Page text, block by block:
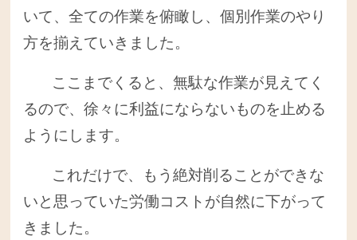
いて、全ての作業を俯瞰し、個別作業のやり
方を揃えていきました。
ここまでくると、無駄な作業が見えてく
るので、徐々に利益にならないものを止める
ようにします。
これだけで、もう絶対削ることができな
いと思っていた労働コストが自然に下がって
きました。